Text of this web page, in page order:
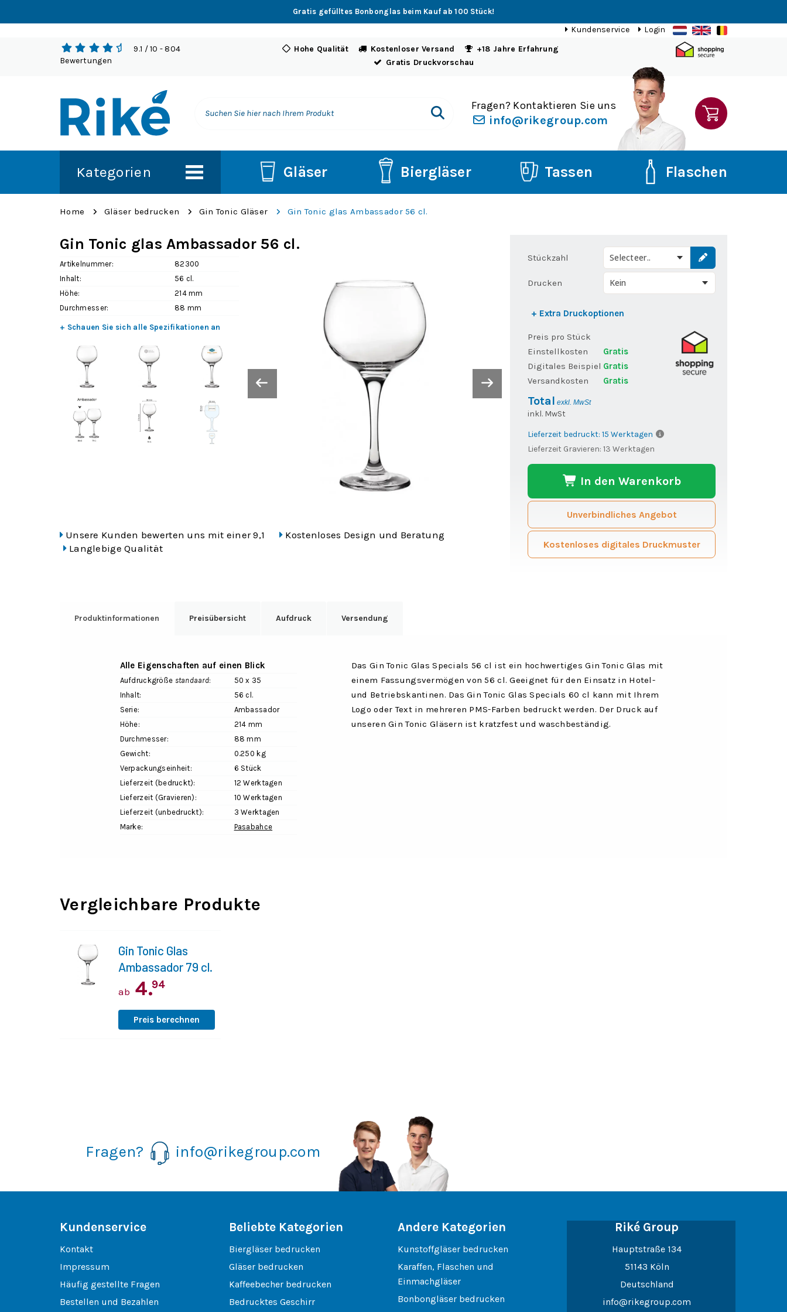
Gratis gefülltes Bonbonglas beim Kauf ab 100 Stück!
Kundenservice
Login
9.1 / 10 - 804
Bewertungen
Hohe Qualität Kostenloser Versand
+18 Jahre Erfahrung
Gratis Druckvorschau
Fragen? Kontaktieren Sie uns
info@rikegroup.com
Kategorien Gläser Biergläser Tassen Flaschen
Home Gläser bedrucken Gin Tonic Gläser Gin Tonic glas Ambassador 56 cl.
Gin Tonic glas Ambassador 56 cl.
Artikelnummer:
82300
Inhalt:
56 cl.
Höhe:
214 mm
Durchmesser:
88 mm
+ Schauen Sie sich alle Spezifikationen an
Unsere Kunden bewerten uns mit einer 9,1
Kostenloses Design und Beratung
Langlebige Qualität
Stückzahl Selecteer..
Drucken
+ Extra Druckoptionen
Preis pro Stück
Einstellkosten
Gratis
Digitales Beispiel Gratis
Versandkosten
Gratis
Total exkl. MwSt
inkl. MwSt
Lieferzeit bedruckt: 15 Werktagen
Lieferzeit Gravieren: 13 Werktagen
In den Warenkorb
Unverbindliches Angebot
Kostenloses digitales Druckmuster
Produktinformationen Preisübersicht Aufdruck Versendung
Alle Eigenschaften auf einen Blick
Aufdruckgröße standaard:
50 x 35
Inhalt:
56 cl.
Serie:
Ambassador
Höhe:
214 mm
Durchmesser:
88 mm
Gewicht:
0.250 kg
Verpackungseinheit:
6 Stück
Lieferzeit (bedruckt):
12 Werktagen
Lieferzeit (Gravieren):
10 Werktagen
Lieferzeit (unbedruckt):
3 Werktagen
Marke:
Pasabahce
Das Gin Tonic Glas Specials 56 cl ist ein hochwertiges Gin Tonic Glas mit
einem Fassungsvermögen von 56 cl. Geeignet für den Einsatz in Hotel-
und Betriebskantinen. Das Gin Tonic Glas Specials 60 cl kann mit Ihrem
Logo oder Text in mehreren PMS-Farben bedruckt werden. Der Druck auf
unseren Gin Tonic Gläsern ist kratzfest und waschbeständig.
Vergleichbare Produkte
Gin Tonic Glas
Ambassador 79 cl.
ab 4.94
Preis berechnen
Fragen? info@rikegroup.com
Kundenservice
Kontakt
Impressum
Häufig gestellte Fragen
Bestellen und Bezahlen
Beliebte Kategorien
Biergläser bedrucken
Gläser bedrucken
Kaffeebecher bedrucken
Bedrucktes Geschirr
Andere Kategorien
Kunstoffgläser bedrucken
Karaffen, Flaschen und
Einmachgläser
Bonbongläser bedrucken
Riké Group
Hauptstraße 134
51143 Köln
Deutschland
info@rikegroup.com